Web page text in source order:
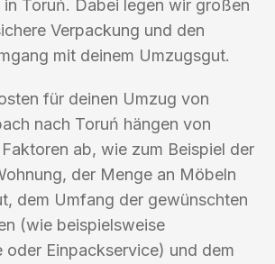
in Toruń. Dabei legen wir großen
Verpackung und den
mit deinem Umzugsgut.
für deinen Umzug von
nach Toruń hängen von
ab, wie zum Beispiel der
der Menge an Möbeln
dem Umfang der gewünschten
(wie beispielsweise
oder Einpackservice) und dem